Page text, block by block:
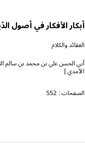
أبكار الأفكار في أصول
العقائد والكلام
أبي الحسن علي بن محمد بن سالم
الآمدي ]
الصفحات : 552